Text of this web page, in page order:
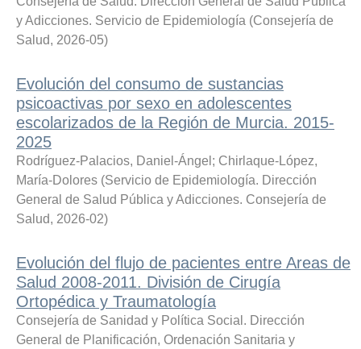
y Adicciones. Servicio de Epidemiología (Consejería de
Salud, 2026-05)
Evolución del consumo de sustancias
psicoactivas por sexo en adolescentes
escolarizados de la Región de Murcia. 2015-
2025
Rodríguez-Palacios, Daniel-Ángel ; Chirlaque-López,
María-Dolores (Servicio de Epidemiología. Dirección
General de Salud Pública y Adicciones. Consejería de
Salud, 2026-02)
Evolución del flujo de pacientes entre Areas de
Salud 2008-2011. División de Cirugía
Ortopédica y Traumatología
Consejería de Sanidad y Política Social. Dirección
General de Planificación, Ordenación Sanitaria y